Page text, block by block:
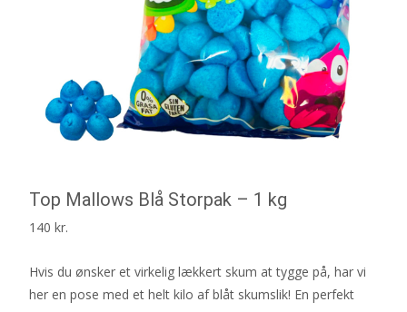
Top Mallows Blå Storpak – 1 kg
140 kr.
Hvis du ønsker et virkelig lækkert skum at tygge på, har vi
her en pose med et helt kilo af blåt skumslik! En perfekt